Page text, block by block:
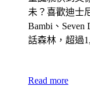
未？喜歡迪士
Bambi、
話森林，超過
Read more